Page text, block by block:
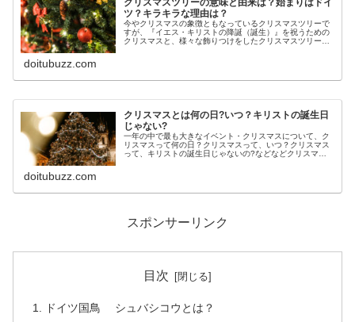
クリスマスツリーの意味と由来は？始まりはドイ
ツ？キラキラな理由は？
今やクリスマスの象徴ともなっているクリスマスツリーで
すが、『イエス・キリストの降誕（誕生）』を祝うための
クリスマスと、様々な飾りつけをしたクリスマスツリー
doitubuzz.com
クリスマスとは何の日?いつ？キリストの誕生日
じゃない?
一年の中で最も大きなイベント・クリスマスについて、ク
リスマスって何の日？クリスマスって、いつ？クリスマス
って、キリストの誕生日じゃないの?などなどクリスマス
doitubuzz.com
スポンサーリンク
目次
ドイツ国鳥 シュバシコウとは？